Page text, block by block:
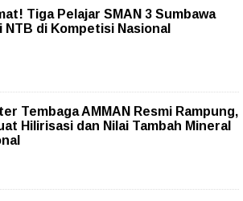
Tiga Pelajar SMAN 3 Sumbawa
NTB di Kompetisi Nasional
Tembaga AMMAN Resmi Rampung,
Hilirisasi dan Nilai Tambah Mineral